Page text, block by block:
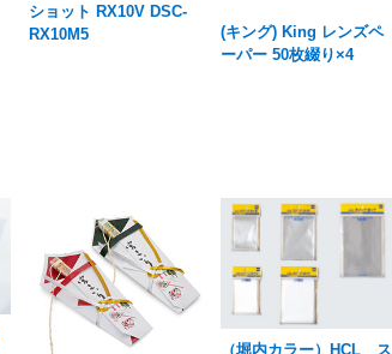
ショット RX10V DSC-
RX10M5
(キング) King レンズペ
ーパー 50枚綴り×4
（堀内カラー）HCL ス